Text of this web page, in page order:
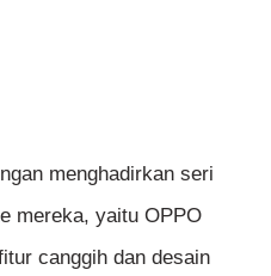
menghadirkan seri
mereka, yaitu OPPO
canggih dan desain